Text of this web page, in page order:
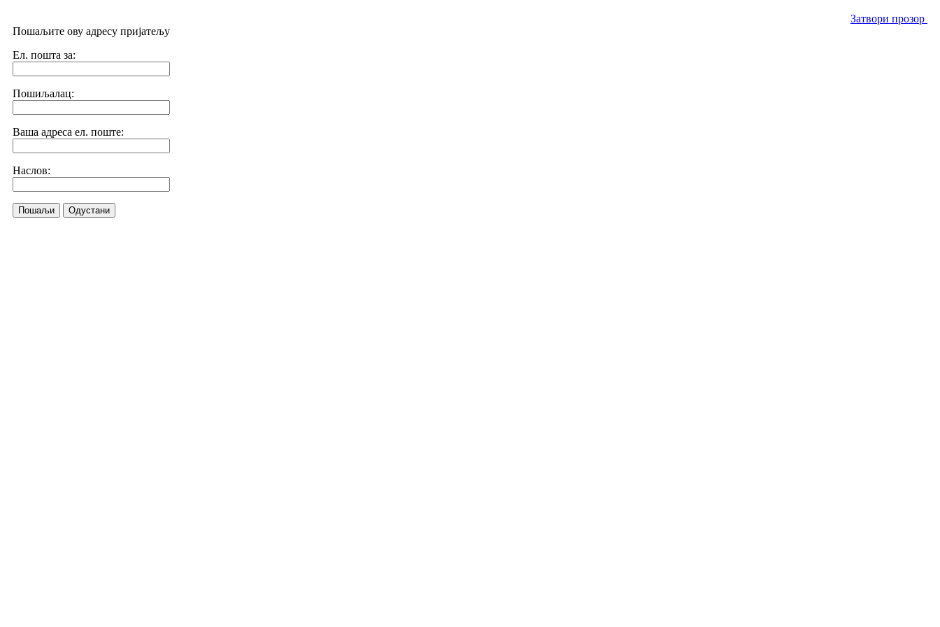
Затвори прозор
Пошаљите ову адресу пријатељу
Ел. пошта за:
Пошиљалац:
Ваша адреса ел. поште:
Наслов:
Пошаљи Одустани